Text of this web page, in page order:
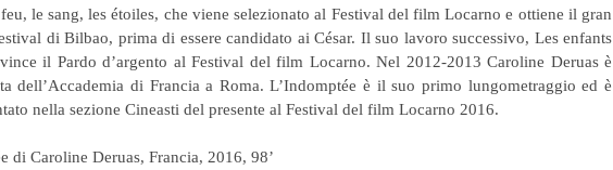
le sang, les étoiles, che viene selezionato al Festival del film Locarno e ottiene il gran
di Bilbao, prima di essere candidato ai César. Il suo lavoro successivo, Les enfants
il Pardo d’argento al Festival del film Locarno. Nel 2012-2013 Caroline Deruas è
dell’Accademia di Francia a Roma. L’Indomptée è il suo primo lungometraggio ed è
nella sezione Cineasti del presente al Festival del film Locarno 2016.
di Caroline Deruas, Francia, 2016, 98’